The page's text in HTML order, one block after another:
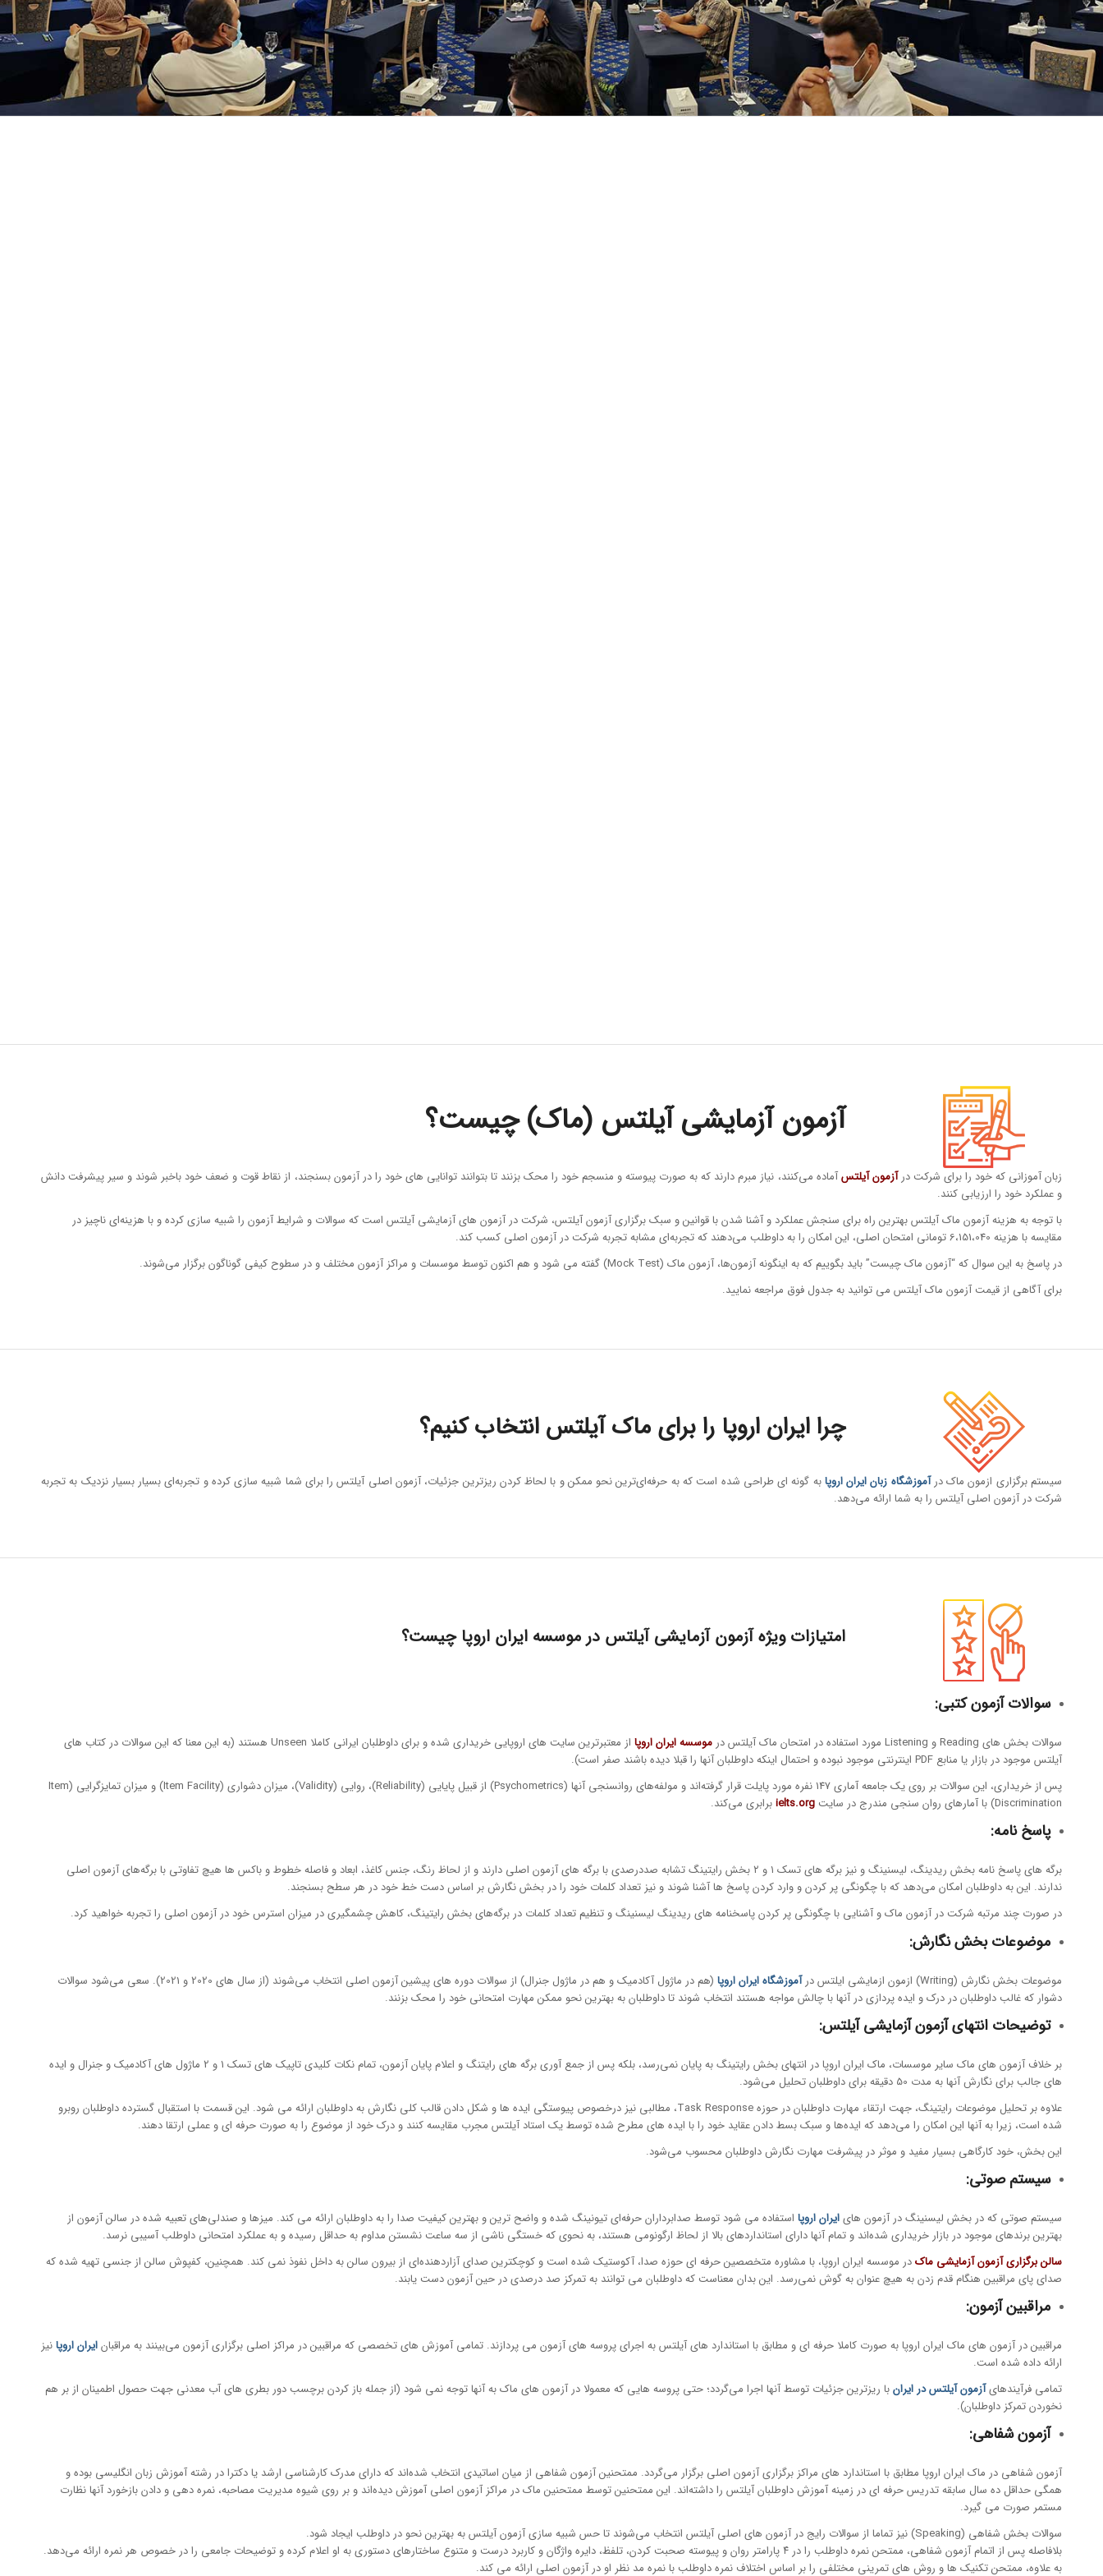
آزمون آزمایشی آیلتس (ماک) چیست؟
زبان آموزانی که خود را برای شرکت در آزمون آیلتس آماده می‌کنند، نیاز مبرم دارند که به صورت پیوسته و منسجم خود را محک بزنند تا بتوانند توانایی های خود را در آزمون بسنجند، از نقاط قوت و ضعف خود باخبر شوند و سیر پیشرفت دانش
و عملکرد خود را ارزیابی کنند.
با توجه به هزینه آزمون ماک آیلتس بهترین راه برای سنجش عملکرد و آشنا شدن با قوانین و سبک برگزاری آزمون آیلتس، شرکت در آزمون های آزمایشی آیلتس است که سوالات و شرایط آزمون را شبیه سازی کرده و با هزینه‌ای ناچیز در
مقایسه با هزینه 6،151،040 تومانی امتحان اصلی، این امکان را به داوطلب می‌دهند که تجربه‌ای مشابه تجربه شرکت در آزمون اصلی کسب کند.
در پاسخ به این سوال که “آزمون ماک چیست” باید بگوییم که به اینگونه آزمون‌ها، آزمون ماک (Mock Test) گفته می شود و هم اکنون توسط موسسات و مراکز آزمون مختلف و در سطوح کیفی گوناگون برگزار می‌شوند.
برای آگاهی از قیمت آزمون ماک آیلتس می توانید به جدول فوق مراجعه نمایید.
چرا ایران اروپا را برای ماک آیلتس انتخاب کنیم؟
سیستم برگزاری ازمون ماک درآموزشگاه زبان ایران اروپابه گونه ای طراحی شده است که به حرفه‌ای‌ترین نحو ممکن و با لحاظ کردن ریزترین جزئیات، آزمون اصلی آیلتس را برای شما شبیه سازی کرده و تجربه‌ای بسیار بسیار نزدیک به تجربه
شرکت در آزمون اصلی آیلتس را به شما ارائه می‌دهد.
امتیازات ویژه آزمون آزمایشی آیلتس در موسسه ایران اروپا چیست؟
سوالات آزمون کتبی:
سوالات بخش های Reading و Listening مورد استفاده در امتحان ماک آیلتس در موسسه ایران اروپا
از معتبرترین سایت های اروپایی خریداری شده و برای داوطلبان ایرانی کاملا Unseen هستند (به این معنا که این سوالات در کتاب های
آیلتس موجود در بازار یا منابع PDF اینترنتی موجود نبوده و احتمال اینکه داوطلبان آنها را قبلا دیده باشند صفر است).
پس از خریداری، این سوالات بر روی یک جامعه آماری 147 نفره مورد پایلت قرار گرفته‌اند و مولفه‌های روانسنجی آنها (Psychometrics) از قبیل پایایی (Reliability)، روایی (Validity)، میزان دشواری (Item Facility) و میزان تمایزگرایی (Item
Discrimination) با آمارهای روان سنجی مندرج در سایت
ielts.orgبرابری می‌کند.
پاسخ نامه:
برگه های پاسخ نامه بخش ریدینگ، لیسنینگ و نیز برگه های تسک ۱ و ۲ بخش رایتینگ تشابه صددرصدی با برگه های آزمون اصلی دارند و از لحاظ رنگ، جنس کاغذ، ابعاد و فاصله خطوط و باکس ها هیچ تفاوتی با برگه‌های آزمون اصلی
ندارند. این به داوطلبان امکان می‌دهد که با چگونگی پر کردن و وارد کردن پاسخ ها آشنا شوند و نیز تعداد کلمات خود را در بخش نگارش بر اساس دست خط خود در هر سطح بسنجند.
در صورت چند مرتبه شرکت در آزمون ماک و آشنایی با چگونگی پر کردن پاسخنامه های ریدینگ لیسنینگ و تنظیم تعداد کلمات در برگه‌های بخش رایتینگ، کاهش چشمگیری در میزان استرس خود در آزمون اصلی را تجربه خواهید کرد.
موضوعات بخش نگارش:
موضوعات بخش نگارش (Writing) ازمون ازمایشی ایلتس در آموزشگاه ایران اروپا
(هم در ماژول آکادمیک و هم در ماژول جنرال) از سوالات دوره های پیشین آزمون اصلی انتخاب می‌شوند (از سال های 2020 و 2021). سعی می‌شود سوالات
دشوار که غالب داوطلبان در درک و ایده پردازی در آنها با چالش مواجه هستند انتخاب شوند تا داوطلبان به بهترین نحو ممکن مهارت امتحانی خود را محک بزنند.
توضیحات انتهای آزمون آزمایشی آیلتس:
بر خلاف آزمون های ماک سایر موسسات، ماک ایران اروپا در انتهای بخش رایتینگ به پایان نمی‌رسد، بلکه پس از جمع آوری برگه های رایتنگ و اعلام پایان آزمون، تمام نکات کلیدی تاپیک های تسک 1 و 2 ماژول های آکادمیک و جنرال و ایده
های جالب برای نگارش آنها به مدت 50 دقیقه برای داوطلبان تحلیل می‌شود.
علاوه بر تحلیل موضوعات رایتینگ، جهت ارتقاء مهارت داوطلبان در حوزه Task Response، مطالبی نیز درخصوص پیوستگی ایده ها و شکل دادن قالب کلی نگارش به داوطلبان ارائه می شود. این قسمت با استقبال گسترده داوطلبان روبرو
شده است، زیرا به آنها این امکان را می‌دهد که ایده‌ها و سبک بسط دادن عقاید خود را با ایده های مطرح شده توسط یک استاد آیلتس مجرب مقایسه کنند و درک خود از موضوع را به صورت حرفه ای و عملی ارتقا دهند.
این بخش، خود کارگاهی بسیار مفید و موثر در پیشرفت مهارت نگارش داوطلبان محسوب می‌شود.
سیستم صوتی:
سیستم صوتی که در بخش لیسنینگ در آزمون هایایران اروپا استفاده می شود توسط صدابرداران حرفه‌ای تیونینگ شده و واضح ترین و بهترین کیفیت صدا را به داوطلبان ارائه می کند. میزها و صندلی‌های تعبیه شده در سالن آزمون از
بهترین برندهای موجود در بازار خریداری شده‌اند و تمام آنها دارای استانداردهای بالا از لحاظ ارگونومی هستند، به نحوی که خستگی ناشی از سه ساعت نشستن مداوم به حداقل رسیده و به عملکرد امتحانی داوطلب آسیبی نرسد.
سالن برگزاری آزمون آزمایشی ماکدر موسسه ایران اروپا، با مشاوره متخصصین حرفه ای حوزه صدا، آکوستیک شده است و کوچکترین صدای آزاردهنده‌ای از بیرون سالن به داخل نفوذ نمی کند. همچنین، کفپوش سالن از جنسی تهیه شده که
صدای پای مراقبین هنگام قدم زدن به هیچ عنوان به گوش نمی‌رسد. این بدان معناست که داوطلبان می توانند به تمرکز صد درصدی در حین آزمون دست یابند.
مراقبین آزمون:
مراقبین در آزمون های ماک ایران اروپا به صورت کاملا حرفه ای و مطابق با استاندارد های آیلتس به اجرای پروسه های آزمون می پردازند. تمامی آموزش های تخصصی که مراقبین در مراکز اصلی برگزاری آزمون می‌بینند به مراقبانایران اروپانیز
ارائه داده شده است.
تمامی فرآیندهایآزمون آیلتس در ایرانبا ریزترین جزئیات توسط آنها اجرا می‌گردد؛ حتی پروسه هایی که معمولا در آزمون های ماک به آنها توجه نمی شود (از جمله باز کردن برچسب دور بطری های آب معدنی جهت حصول اطمینان از بر هم
نخوردن تمرکز داوطلبان).
آزمون شفاهی:
آزمون شفاهی در ماک ایران اروپا مطابق با استاندارد های مراکز برگزاری آزمون اصلی برگزار می‌گردد. ممتحنین آزمون شفاهی از میان اساتیدی انتخاب شده‌اند که دارای مدرک کارشناسی ارشد یا دکترا در رشته آموزش زبان انگلیسی بوده و
همگی حداقل ده سال سابقه تدریس حرفه ای در زمینه آموزش داوطلبان آیلتس را داشته‌اند. این ممتحنین توسط ممتحنین ماک در مراکز آزمون اصلی آموزش دیده‌اند و بر روی شیوه مدیریت مصاحبه، نمره دهی و دادن بازخورد آنها نظارت
مستمر صورت می گیرد.
سوالات بخش شفاهی (Speaking) نیز تماما از سوالات رایج در آزمون های اصلی آیلتس انتخاب می‌شوند تا حس شبیه سازی آزمون آیلتس به بهترین نحو در داوطلب ایجاد شود.
بلافاصله پس از اتمام آزمون شفاهی، ممتحن نمره داوطلب را در ۴ پارامتر روان و پیوسته صحبت کردن، تلفظ، دایره واژگان و کاربرد درست و متنوع ساختارهای دستوری به او اعلام کرده و توضیحات جامعی را در خصوص هر نمره ارائه می‌دهد.
به علاوه، ممتحن تکنیک ها و روش های تمرینی مختلفی را بر اساس اختلاف نمره داوطلب با نمره مد نظر او در آزمون اصلی ارائه می کند.